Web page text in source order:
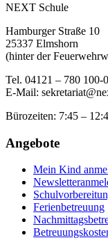
NEXT Schule
Hamburger Straße 10
25337 Elmshorn
(hinter der
Tel. 04121 – 780 100-0
E-Mail:
Bürozeiten: 7:45 –
Angebote
Mein Kind
Ferienbetreuung